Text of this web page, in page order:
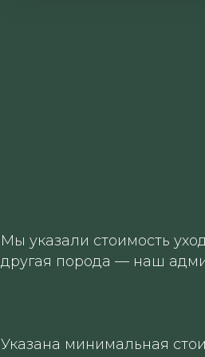
Мы указали стоимость
другая порода — наш
Указана минимальная